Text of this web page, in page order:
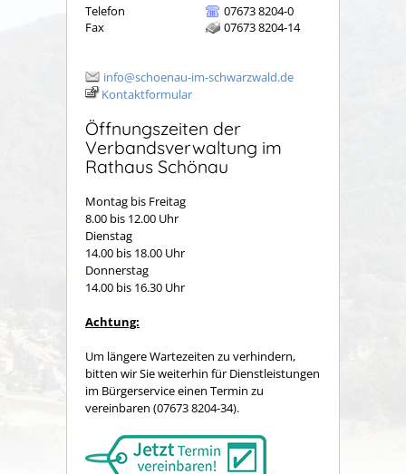
Telefon
07673 8204-0
Fax
07673 8204-14
info@schoenau-im-schwarzwald.de
Kontaktformular
Öffnungszeiten der
Verbandsverwaltung im
Rathaus Schönau
Montag bis Freitag
8.00 bis 12.00 Uhr
Dienstag
14.00 bis 18.00 Uhr
Donnerstag
14.00 bis 16.30 Uhr
Achtung:
Um längere Wartezeiten zu verhindern,
bitten wir Sie weiterhin für Dienstleistungen
im Bürgerservice einen Termin zu
vereinbaren (07673 8204-34).